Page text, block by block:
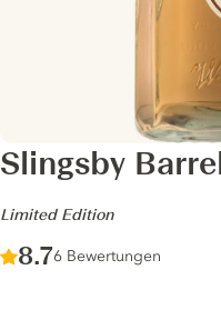
Slingsby
-
Limited Edition
Score :
8.7/ 10
6 Bewertungen